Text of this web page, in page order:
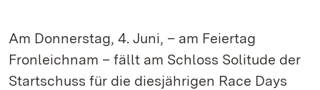
Am Donnerstag, 4. Juni, – am Feiertag
Fronleichnam – fällt am Schloss Solitude der
Startschuss für die diesjährigen Race Days